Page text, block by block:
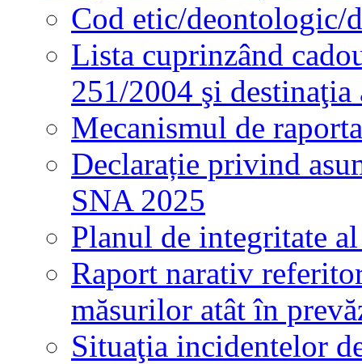
Cod etic/deontologic/
Lista cuprinzând
251/2004 şi destinaţia
Mecanismul de
Declarație privind
SNA 2025
Planul de integritate
Raport narativ
măsurilor atât în
Situaţia incidentelor